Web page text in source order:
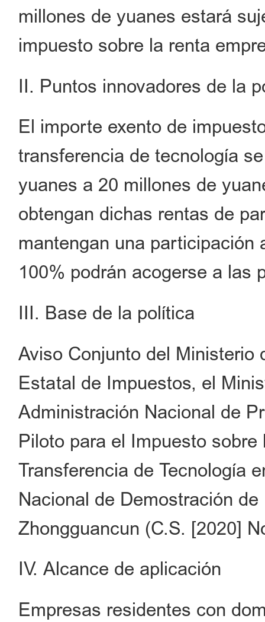
millones de yuanes estará
impuesto sobre la renta
II. Puntos innovadores de la
El importe exento de
transferencia de tecnología
yuanes a 20 millones de
obtengan dichas rentas de
mantengan una participación
100% podrán acogerse a las
III. Base de la política
Aviso Conjunto del
Estatal de Impuestos, el
Administración Nacional de
Piloto para el Impuesto
Transferencia de Tecnología
Nacional de Demostración
Zhongguancun (C.S. [2020]
IV. Alcance de aplicación
Empresas residentes con